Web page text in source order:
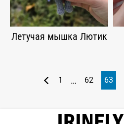
Летучая мышка Лютик
1 … 62 63